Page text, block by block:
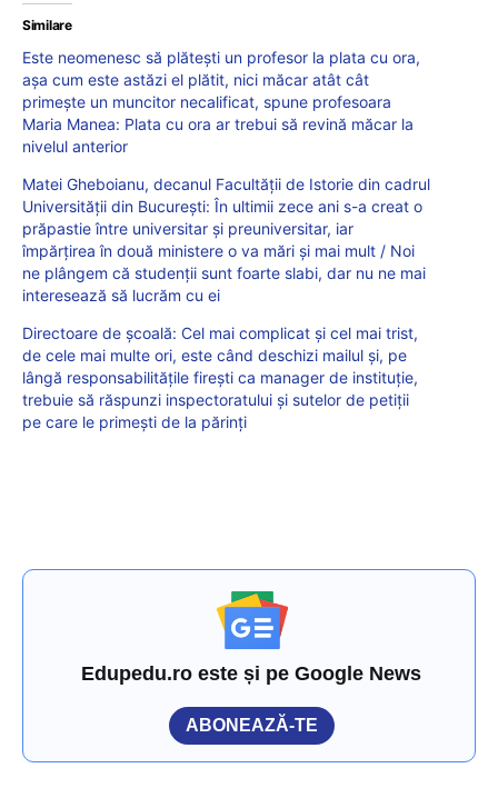
Similare
Este neomenesc să plătești un profesor la plata cu ora,
așa cum este astăzi el plătit, nici măcar atât cât
primește un muncitor necalificat, spune profesoara
Maria Manea: Plata cu ora ar trebui să revină măcar la
nivelul anterior
Matei Gheboianu, decanul Facultății de Istorie din cadrul
Universității din București: În ultimii zece ani s-a creat o
prăpastie între universitar și preuniversitar, iar
împărțirea în două ministere o va mări și mai mult / Noi
ne plângem că studenții sunt foarte slabi, dar nu ne mai
interesează să lucrăm cu ei
Directoare de școală: Cel mai complicat și cel mai trist,
de cele mai multe ori, este când deschizi mailul și, pe
lângă responsabilitățile firești ca manager de instituție,
trebuie să răspunzi inspectoratului și sutelor de petiții
pe care le primești de la părinți
Edupedu.ro este și pe Google News
ABONEAZĂ-TE